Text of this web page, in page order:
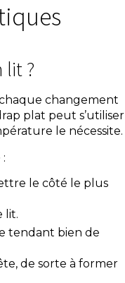
lit ?
changement
plat peut s’utiliser
le nécessite.
le côté le plus
lit.
tendant bien de
de sorte à former